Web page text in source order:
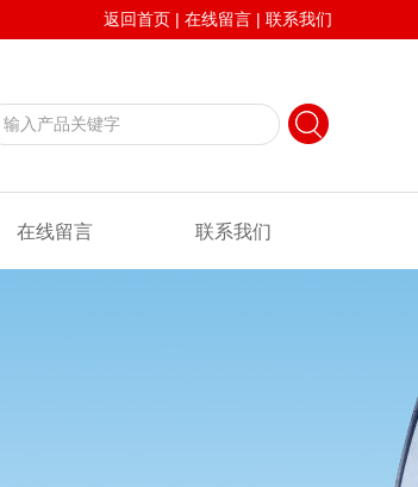
返回首页 | 在线留言 | 联系我们
在线留言 联系我们